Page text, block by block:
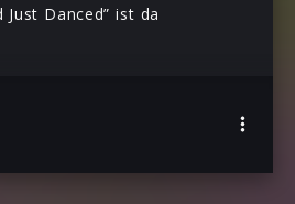
Danced” ist da